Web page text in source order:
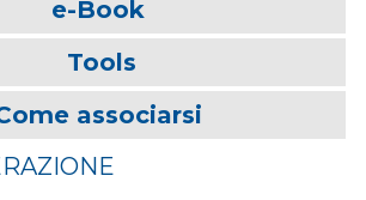
e-Book
Tools
associarsi